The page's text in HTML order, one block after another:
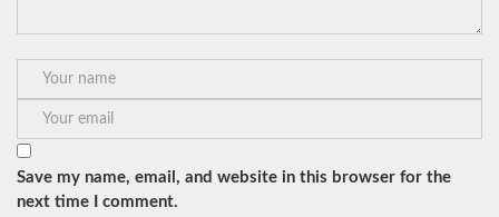
Save my name, email, and website in this browser for the
next time I comment.